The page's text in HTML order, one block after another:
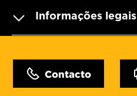
Informações legais
Contacto